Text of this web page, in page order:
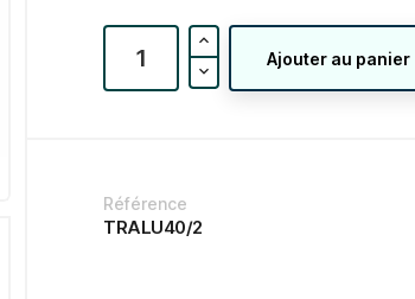
Ajouter au panier
Référence
TRALU40/2